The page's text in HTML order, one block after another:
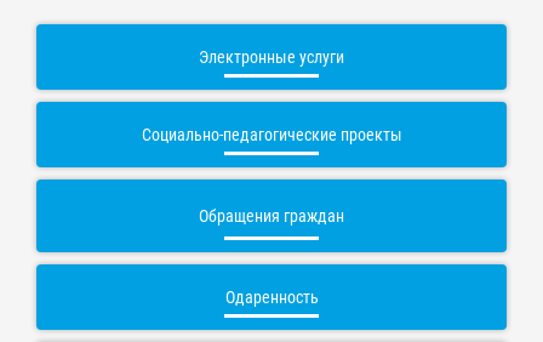
Электронные услуги
Социально-педагогические проекты
Обращения граждан
Одаренность